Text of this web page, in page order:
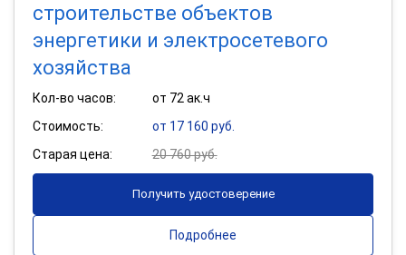
строительстве объектов
энергетики и электросетевого
хозяйства
Кол-во часов:
от 72 ак.ч
Стоимость:
от 17 160 руб.
Старая цена:
20 760 руб.
Получить удостоверение
Подробнее